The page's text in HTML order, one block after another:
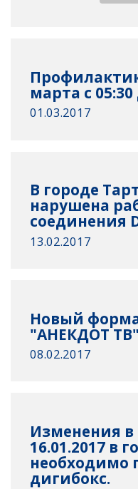
марта с 05:30
01.03.2017
В городе
нарушена
соединения
13.02.2017
Новый
"АНЕКДОТ ТВ"
08.02.2017
Изменения в
16.01.2017 в
необходимо
дигибокс.